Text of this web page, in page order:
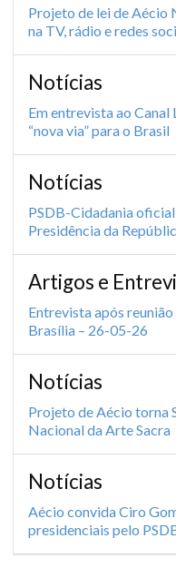
Projeto de lei de Aécio
na TV, rádio e redes
Notícias
Em entrevista ao
“nova via” para o Brasil
Notícias
PSDB-Cidadania
Presidência da
Artigos e
Entrevista após
Brasília – 26-05-26
Notícias
Projeto de Aécio torna
Nacional da Arte Sacra
Notícias
Aécio convida Ciro
presidenciais pelo